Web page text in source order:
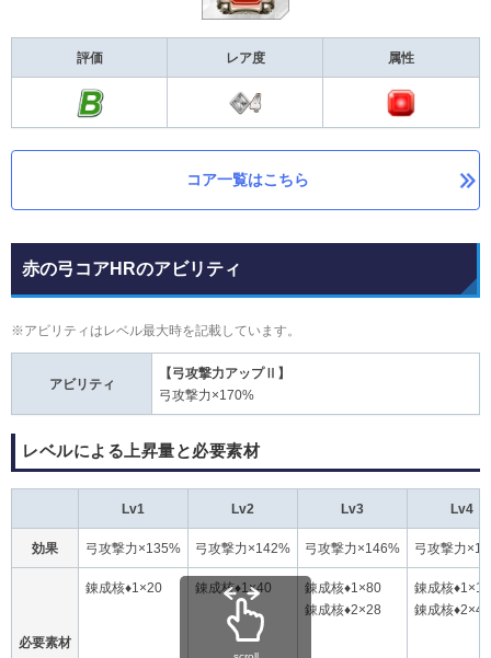
評価 レア度 属性
コア一覧はこちら
赤の弓コアHRのアビリティ
※アビリティはレベル最大時を記載しています。
アビリティ
【弓攻撃力アップⅡ】
弓攻撃力×170%
レベルによる上昇量と必要素材
Lv1 Lv2 Lv3 Lv4
効果 弓攻撃力×135% 弓攻撃力×142% 弓攻撃力×146% 弓攻撃力
必要素材
錬成核♦1×20 錬成核♦1×40
錬成核♦1×80
錬成核♦2×28
錬成核
錬成核♦2×40